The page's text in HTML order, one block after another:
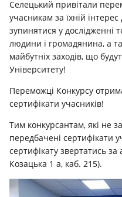
Селецький привітали
учасникам за їхній
зупинятися у дослідженні
людини і громадянина, а
майбутніх заходів, що
Університету!
Переможці Конкурсу
сертифікати учасників!
Тим конкурсантам, які не
передбачені сертифікати
сертифікату звертатись
Козацька 1 а, каб. 215).